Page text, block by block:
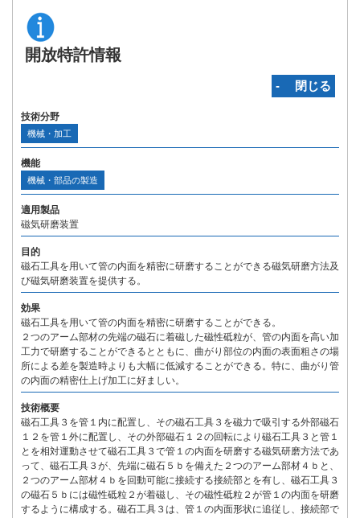
開放特許情報
‐ 閉じる
技術分野
機械・加工
機能
機械・部品の製造
適用製品
磁気研磨装置
目的
磁石工具を用いて管の内面を精密に研磨することができる磁気研磨方法及
び磁気研磨装置を提供する。
効果
磁石工具を用いて管の内面を精密に研磨することができる。
２つのアーム部材の先端の磁石に着磁した磁性砥粒が、管の内面を高い加
工力で研磨することができるとともに、曲がり部位の内面の表面粗さの場
所による差を製造時よりも大幅に低減することができる。特に、曲がり管
の内面の精密仕上げ加工に好ましい。
技術概要
磁石工具３を管１内に配置し、その磁石工具３を磁力で吸引する外部磁石
１２を管１外に配置し、その外部磁石１２の回転により磁石工具３と管１
とを相対運動させて磁石工具３で管１の内面を研磨する磁気研磨方法であ
って、磁石工具３が、先端に磁石５ｂを備えた２つのアーム部材４ｂと、
２つのアーム部材４ｂを回動可能に接続する接続部とを有し、磁石工具３
の磁石５ｂには磁性砥粒２が着磁し、その磁性砥粒２が管１の内面を研磨
するように構成する。磁石工具３は、管１の内面形状に追従し、接続部で